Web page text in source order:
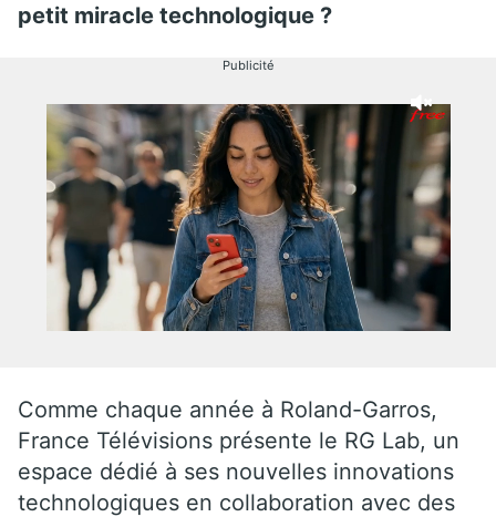
petit miracle technologique ?
Publicité
Comme chaque année à Roland-Garros,
France Télévisions présente le RG Lab, un
espace dédié à ses nouvelles innovations
technologiques en collaboration avec des